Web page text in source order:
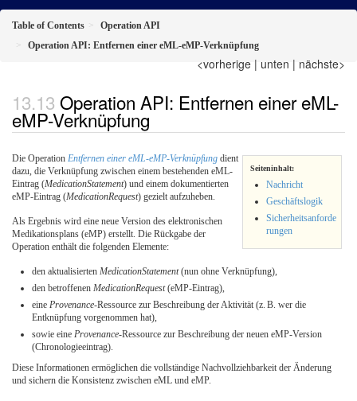
Table of Contents
Operation API
Operation API: Entfernen einer eML-eMP-Verknüpfung
<vorherige | unten | nächste>
Operation API: Entfernen einer eML-
eMP-Verknüpfung
Seiteninhalt:
Nachricht
Geschäftslogik
Sicherheitsanforde
rungen
Die Operation Entfernen einer eML-eMP-Verknüpfung dient
dazu, die Verknüpfung zwischen einem bestehenden eML-
Eintrag (MedicationStatement) und einem dokumentierten
eMP-Eintrag (MedicationRequest) gezielt aufzuheben.
Als Ergebnis wird eine neue Version des elektronischen
Medikationsplans (eMP) erstellt. Die Rückgabe der
Operation enthält die folgenden Elemente:
den aktualisierten MedicationStatement(nun ohne Verknüpfung),
den betroffenen MedicationRequest(eMP-Eintrag),
eine Provenance-Ressource zur Beschreibung der Aktivität (z. B. wer die
Entknüpfung vorgenommen hat),
sowie eine Provenance-Ressource zur Beschreibung der neuen eMP-Version
(Chronologieeintrag).
Diese Informationen ermöglichen die vollständige Nachvollziehbarkeit der Änderung
und sichern die Konsistenz zwischen eML und eMP.